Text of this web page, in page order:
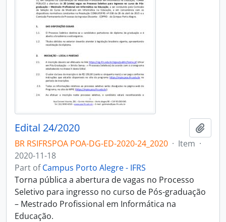
Edital 24/2020
BR RSIFRSPOA POA-DG-ED-2020-24_2020 · Item ·
2020-11-18
Part ofCampus Porto Alegre - IFRS
Torna pública a abertura de vagas no Processo
Seletivo para ingresso no curso de Pós-graduação
– Mestrado Profissional em Informática na
Educação.